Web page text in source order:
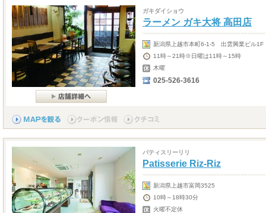
ガキダイショウ
ラーメン ガキ大将 高田店
新潟県上越市本町6-1-5 出雲興業ビル1F
11時～21時※日曜は11時～15時
木曜
025-526-3616
パティスリーリリ
Patisserie Riz-Riz
新潟県上越市富岡3525
10時～18時30分
火曜不定休